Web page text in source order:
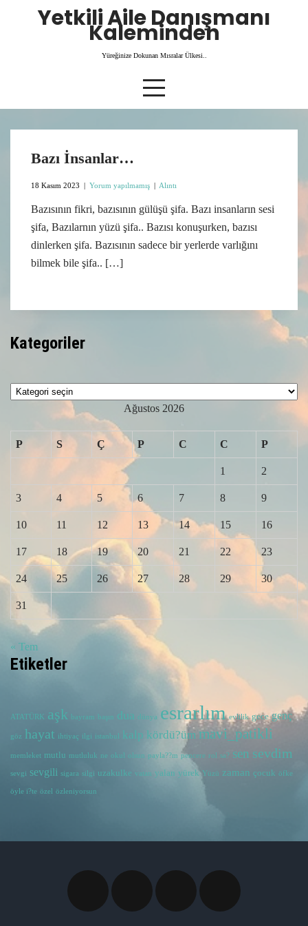
Yetkili Aile Danışmanı
Kaleminden
Yüreğinize Dokunan Mısralar Ülkesi..
Bazı İnsanlar…
18 Kasım 2023 | Yorum yapılmamış | Alıntı
Bazısının fikri, bazısının gülüşü şifa. Bazı insanların sesi
şifa, Bazılarnın yüzü şifa.. Bazısı konuşurken, bazısı
dinlerken şifa. Bazısının sadece bir yerlerde varlığını
bilmek bile şifa.. […]
Kategoriler
Kategoriler
Ağustos 2026
P S Ç P C C P
1 2
3 4 5 6 7 8 9
10 11 12 13 14 15 16
17 18 19 20 21 22 23
24 25 26 27 28 29 30
31
« Tem
Etiketler
ATATÜRK aşk bayram başın dua dünya esrarlım evlilik gece genç
göz hayat ihtiyaç ilgi istanbul kalp kördü?üm mavi_patikli
memleket mutlu mutluluk ne okul olsun payla??m pencere rol sa? sen sevdim
sevgi sevgili sigara silgi uzakulke vatan yalan yürek Yüzü zaman çocuk öfke
öyle i?te özel özleniyorsun